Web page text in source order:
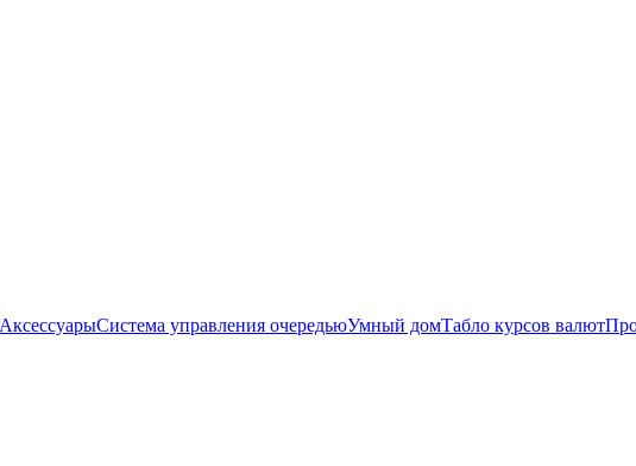
АксессуарыСистема управления очередьюУмный домТабло курсов валют